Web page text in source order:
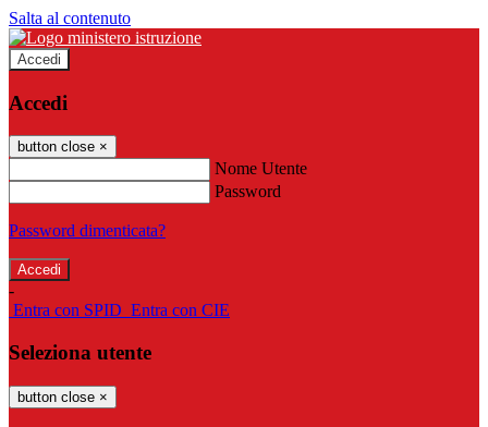
Salta al contenuto
Accedi
Accedi
button close ×
Nome Utente
Password
Password dimenticata?
-
Entra con SPID Entra con CIE
Seleziona utente
button close ×